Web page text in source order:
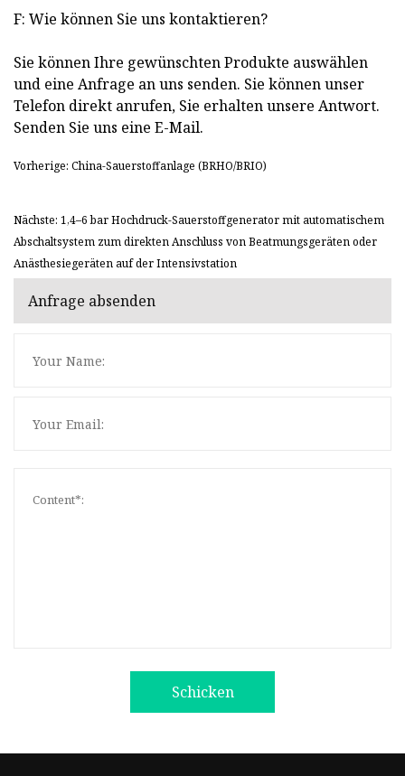
F: Wie können Sie uns kontaktieren?
Sie können Ihre gewünschten Produkte auswählen
und eine Anfrage an uns senden. Sie können unser
Telefon direkt anrufen, Sie erhalten unsere Antwort.
Senden Sie uns eine E-Mail.
Vorherige: China-Sauerstoffanlage (BRHO/BRIO)
Nächste: 1,4–6 bar Hochdruck-Sauerstoffgenerator mit automatischem
Abschaltsystem zum direkten Anschluss von Beatmungsgeräten oder
Anästhesiegeräten auf der Intensivstation
Anfrage absenden
Schicken